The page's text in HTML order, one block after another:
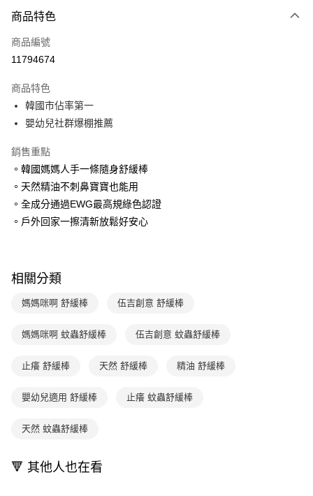
信用卡一次付款
LINE Pay
大哥付你分期
相關說明
1.本服務由台灣大哥大提供，台灣大哥大用戶可立即使用無須另外申請。
流程，驗證手機門號後，選擇欲分期的期數、繳款截止日，確認付款後即完
成交易。
3.實際核准額度、可分期數及費用金額請依後續交易確認頁面所載為準。
4.訂單成立30分鐘內，如未前往確認交易或遇審核未通過，訂單將自動取
消。如遇「轉專審核」未通過狀況，表示未達大哥付你分期系統評分，恕無
醒簡訊。
2.透過簡訊連結打開帳單後，可選擇「超商條碼／台灣大直營門市／銀行轉
帳／街口支付／iPASS MONEY」等通路繳費。
1.本服務係由「台灣大哥大股份有限公司」（以下簡稱本公司）所提供，讓
買賣價金債權讓與本公司後，依約使用本公司帳單繳交帳款。
由本公司與您本人進行分期帳單所需資料之確認、核對及更正。
AFTEE先享後付
相關說明
AFTEE先享後付是「在收到商品之後才付款」的支付方式。 讓您購物簡單
便利好安心！
１．簡單：不需註冊會員、不需綁卡、不需儲值。
２．便利：只要手機號碼，簡訊認證，即可結帳。
１．於結帳方式選擇「AFTEE先享後付」後，將跳轉至「AFTEE先享後付」
２．訂單成立數日內，您將收到繳費通知簡訊。
ATM／網路銀行／等多元方式進行付款，方視為交易完成。
※ 請注意：結帳手續完成當下不需立刻繳費，但若您需要取消訂單，請聯絡
後付繳納相關費用。
是否繳費成功／繳費後需取消欲退款等相關疑問，請聯繫「AFTEE先享後付
客戶支援中心」https://netprotections.freshdesk.com/support/home
【注意事項】
權轉讓予恩沛科技股份有限公司。
ATM付款
運送方式
每筆NT$70，滿NT$800(含以上)免運費
國內宅配/郵寄 (不適用離島、海外及郵局i郵箱)
每筆NT$200
商品特色
商品編號
11794674
商品特色
韓國市佔率第一
嬰幼兒社群爆棚推薦
銷售重點
。韓國媽媽人手一條隨身舒緩棒
。天然精油不刺鼻寶寶也能用
。全成分通過EWG最高規綠色認證
。戶外回家一擦清新放鬆好安心
相關分類
媽媽咪啊 舒緩棒 伍吉創意 舒緩棒
媽媽咪啊 蚊蟲舒緩棒 伍吉創意 蚊蟲舒緩棒
止癢 舒緩棒 天然 舒緩棒 精油 舒緩棒
嬰幼兒適用 舒緩棒 止癢 蚊蟲舒緩棒
天然 蚊蟲舒緩棒
🔻 其他人也在看